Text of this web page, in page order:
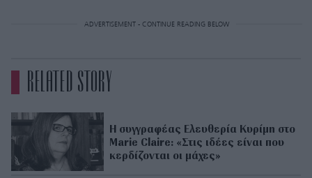
ADVERTISEMENT - CONTINUE READING BELOW
RELATED STORY
Η συγγραφέας Ελευθερία Κυρίμη στο
Marie Claire: «Στις ιδέες είναι που
κερδίζονται οι μάχες»